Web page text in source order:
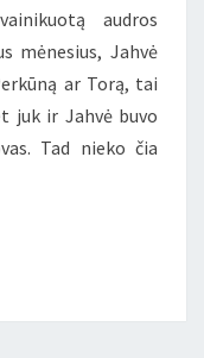
audros
mėnesius, Jahvė
ar Torą, tai
juk ir Jahvė buvo
Tad nieko čia